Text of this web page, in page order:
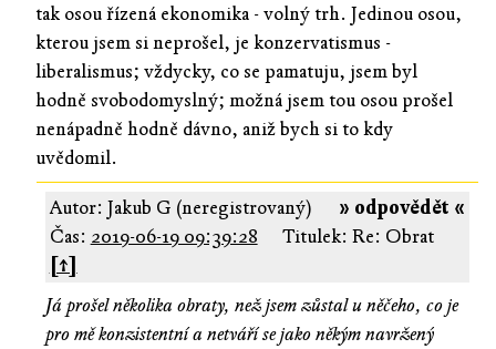
tak osou řízená ekonomika - volný trh. Jedinou osou,
kterou jsem si neprošel, je konzervatismus -
liberalismus; vždycky, co se pamatuju, jsem byl
hodně svobodomyslný; možná jsem tou osou prošel
nenápadně hodně dávno, aniž bych si to kdy
uvědomil.
» odpovědět «
Autor: Jakub G (neregistrovaný)
Čas: 2019-06-19 09:39:28
Titulek: Re: Obrat
[↑]
Já prošel několika obraty, než jsem zůstal u něčeho, co je
pro mě konzistentní a netváří se jako někým navržený